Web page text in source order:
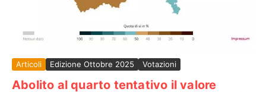
Articoli Edizione Ottobre 2025 Votazioni
Abolito al quarto tentativo il valore